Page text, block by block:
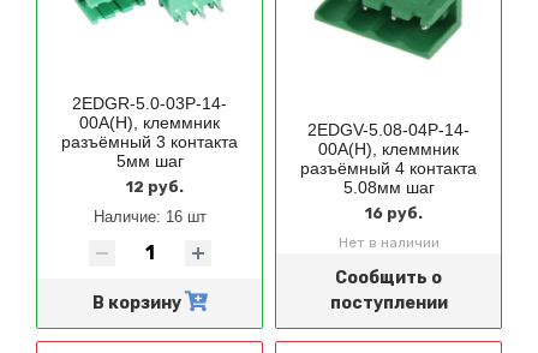
2EDGR-5.0-03P-14-
00A(H), клеммник
разъёмный 3 контакта
5мм шаг
12 руб.
Наличие: 16 шт
В корзину
2EDGV-5.08-04P-14-
00A(H), клеммник
разъёмный 4 контакта
5.08мм шаг
16 руб.
Нет в наличии
Сообщить о
поступлении